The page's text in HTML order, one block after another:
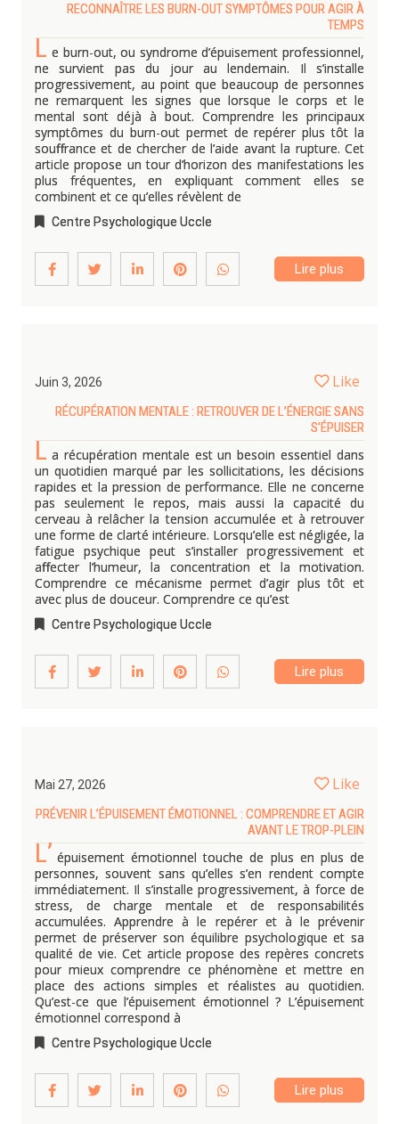
RECONNAÎTRE LES BURN-OUT SYMPTÔMES POUR AGIR À
TEMPS
L e burn-out, ou syndrome d’épuisement professionnel,
ne survient pas du jour au lendemain. Il s’installe
progressivement, au point que beaucoup de personnes
ne remarquent les signes que lorsque le corps et le
mental sont déjà à bout. Comprendre les principaux
symptômes du burn-out permet de repérer plus tôt la
souffrance et de chercher de l’aide avant la rupture. Cet
article propose un tour d’horizon des manifestations les
plus fréquentes, en expliquant comment elles se
combinent et ce qu’elles révèlent de
Centre Psychologique Uccle
Lire plus
Juin 3, 2026 Like
RÉCUPÉRATION MENTALE : RETROUVER DE L’ÉNERGIE SANS
S’ÉPUISER
L a récupération mentale est un besoin essentiel dans
un quotidien marqué par les sollicitations, les décisions
rapides et la pression de performance. Elle ne concerne
pas seulement le repos, mais aussi la capacité du
cerveau à relâcher la tension accumulée et à retrouver
une forme de clarté intérieure. Lorsqu’elle est négligée, la
fatigue psychique peut s’installer progressivement et
affecter l’humeur, la concentration et la motivation.
Comprendre ce mécanisme permet d’agir plus tôt et
avec plus de douceur. Comprendre ce qu’est
Centre Psychologique Uccle
Lire plus
Mai 27, 2026 Like
PRÉVENIR L’ÉPUISEMENT ÉMOTIONNEL : COMPRENDRE ET AGIR
AVANT LE TROP-PLEIN
L’ épuisement émotionnel touche de plus en plus de
personnes, souvent sans qu’elles s’en rendent compte
immédiatement. Il s’installe progressivement, à force de
stress, de charge mentale et de responsabilités
accumulées. Apprendre à le repérer et à le prévenir
permet de préserver son équilibre psychologique et sa
qualité de vie. Cet article propose des repères concrets
pour mieux comprendre ce phénomène et mettre en
place des actions simples et réalistes au quotidien.
Qu’est-ce que l’épuisement émotionnel ? L’épuisement
émotionnel correspond à
Centre Psychologique Uccle
Lire plus